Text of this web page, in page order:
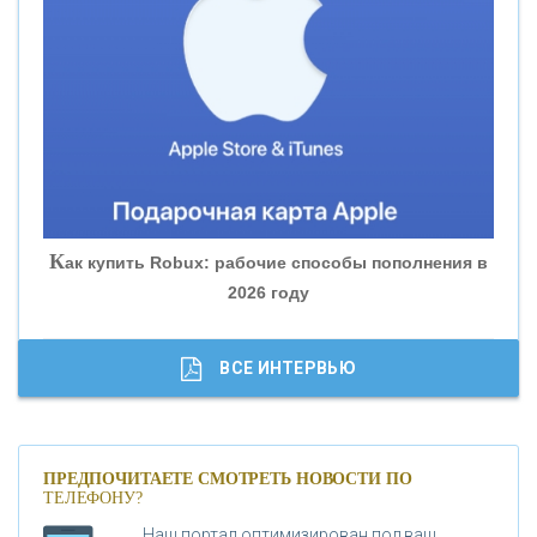
«ВНЕШПРОМБАНК»
«БАНК ГЛОБЭКС»
«СОВКОМБАНК»
«ГАЗПРОМБАНК»
«МОСКОВСКИЙ КРЕДИТНЫЙ БАНК»
Как купить Robux: рабочие способы пополнения в
2026 году
ВСЕ ИНТЕРВЬЮ
ПРЕДПОЧИТАЕТЕ СМОТРЕТЬ НОВОСТИ ПО
ТЕЛЕФОНУ?